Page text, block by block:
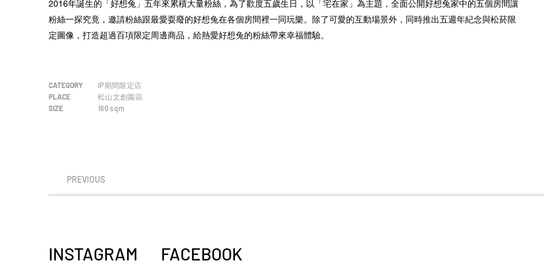
2016年誕生的「好想兔」五年來累積大量粉絲，為了歡度五歲生日，以「宅在家」為主題，全面公開好想兔家中的五個房間讓
粉絲一探究竟，邀請粉絲跟最愛耍廢的好想兔在各個房間裡一同玩樂。除了可愛的互動場景外，同時推出五週年紀念與松菸限
定圖像，打造超過百項限定周邊商品，給熱愛好想兔的粉絲帶來幸福體驗。
CATEGORY
PLACE
SIZE
IP期間限定店
松山文創園區
160sqm
PREVIOUS
INSTAGRAM FACEBOOK